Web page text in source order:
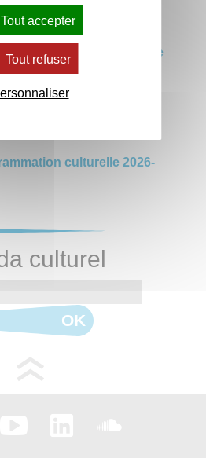
vous Bordeaux
au Musée d'Aquitaine
Festival 4
culturelle 2026-
culturel
OK
Tout accepter
Tout refuser